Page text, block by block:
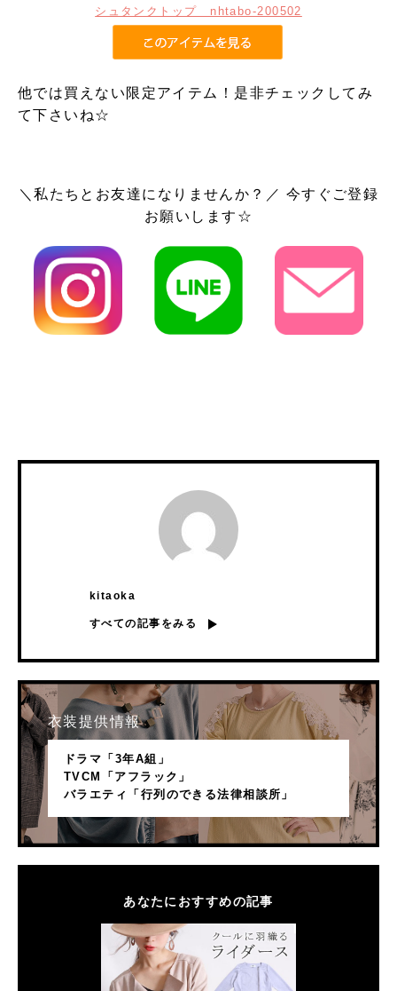
シュタンクトップ nhtabo-200502
他では買えない限定アイテム！是非チェックしてみ
て下さいね☆
＼私たちとお友達になりませんか？／ 今すぐご登録
お願いします☆
kitaoka
すべての記事をみる
衣装提供情報
ドラマ「3年A組」
TVCM「アフラック」
バラエティ「行列のできる法律相談所」
あなたにおすすめの記事